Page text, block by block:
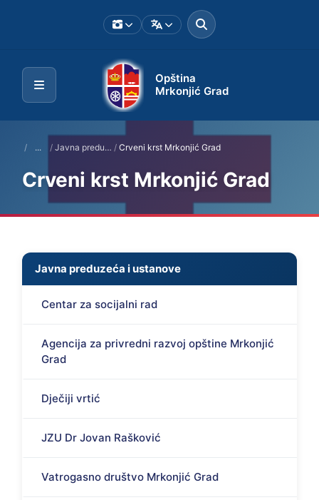
Opština
Mrkonjić Grad
/ ... / Javna preduzeća i ustanove / Crveni krst Mrkonjić Grad
Crveni krst Mrkonjić Grad
Javna preduzeća i ustanove
Centar za socijalni rad
Agencija za privredni razvoj opštine Mrkonjić
Grad
Dječiji vrtić
JZU Dr Jovan Rašković
Vatrogasno društvo Mrkonjić Grad